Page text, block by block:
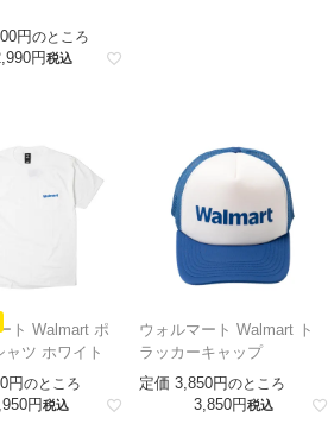
のところ
税込
ト Walmart ポ
ャツ ホワイト
のところ
税込
ウォルマート Walmart ト
ラッカーキャップ
定価 3,850 のところ
3,850 税込